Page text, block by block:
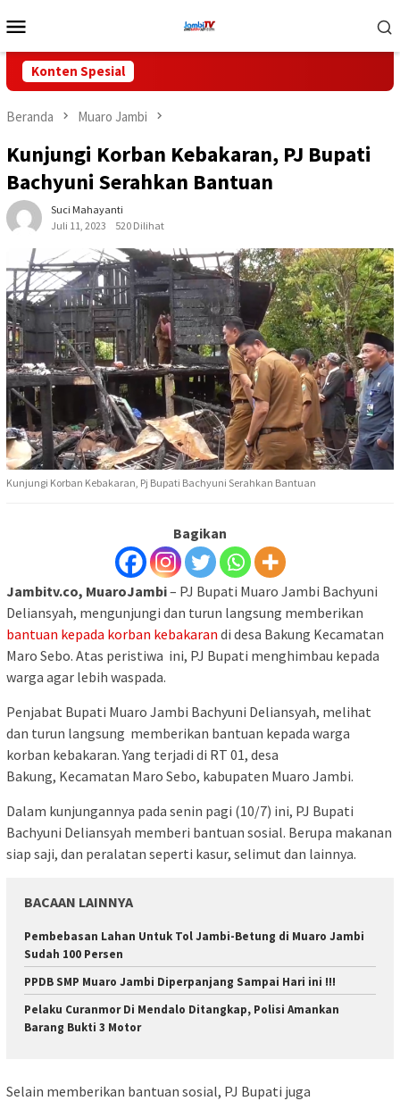
ke
Mobile
Konten Spesial
Beranda Muaro Jambi
Kunjungi Korban Kebakaran, PJ Bupati
Bachyuni Serahkan Bantuan
Suci Mahayanti
Juli 11, 2023
520 Dilihat
Kunjungi Korban Kebakaran, Pj Bupati Bachyuni Serahkan Bantuan
Bagikan
Jambitv.co, MuaroJambi– PJ Bupati Muaro Jambi Bachyuni
Deliansyah, mengunjungi dan turun langsung memberikan
bantuan kepada korban kebakaran di desa Bakung Kecamatan
Maro Sebo. Atas peristiwa ini, PJ Bupati menghimbau kepada
warga agar lebih waspada.
Penjabat Bupati Muaro Jambi Bachyuni Deliansyah, melihat
dan turun langsung memberikan bantuan kepada warga
korban kebakaran. Yang terjadi di RT 01, desa
Bakung, Kecamatan Maro Sebo, kabupaten Muaro Jambi.
Dalam kunjungannya pada senin pagi (10/7) ini, PJ Bupati
Bachyuni Deliansyah memberi bantuan sosial. Berupa makanan
siap saji, dan peralatan seperti kasur, selimut dan lainnya.
BACAAN LAINNYA
Pembebasan Lahan Untuk Tol Jambi-Betung di Muaro Jambi
Sudah 100 Persen
PPDB SMP Muaro Jambi Diperpanjang Sampai Hari ini !!!
Pelaku Curanmor Di Mendalo Ditangkap, Polisi Amankan
Barang Bukti 3 Motor
Selain memberikan bantuan sosial, PJ Bupati juga